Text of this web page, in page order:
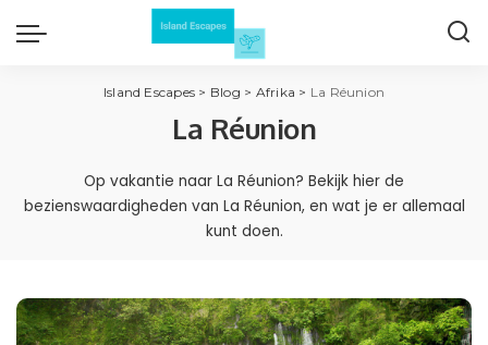
Island Escapes > Blog > Afrika > La Réunion
La Réunion
Op vakantie naar La Réunion? Bekijk hier de
bezienswaardigheden van La Réunion, en wat je er allemaal
kunt doen.